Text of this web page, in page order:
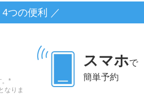
4つの便利 ／
。*
なりま
スマホで
簡単予約